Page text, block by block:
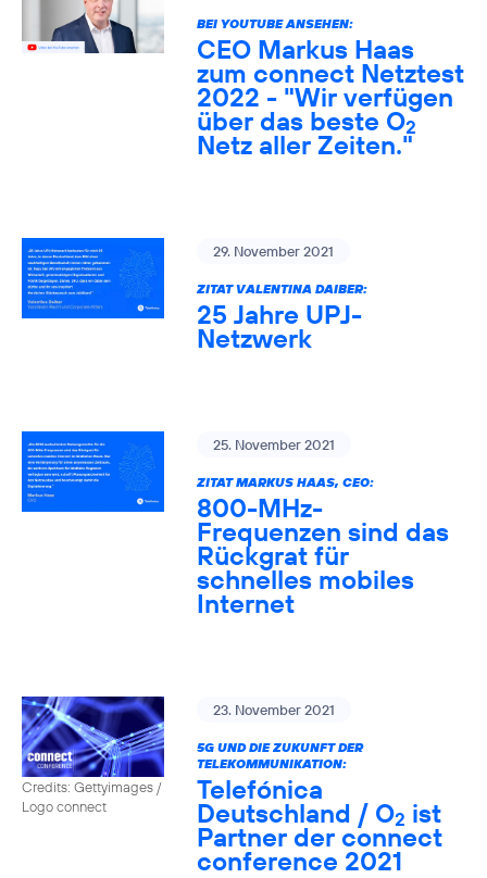
BEI YOUTUBE ANSEHEN:
CEO Markus Haas
zum connect Netztest
2022 - "Wir verfügen
über das beste O2
Netz aller Zeiten."
29. November 2021
ZITAT VALENTINA DAIBER:
25 Jahre UPJ-
Netzwerk
25. November 2021
ZITAT MARKUS HAAS, CEO:
800-MHz-
Frequenzen sind das
Rückgrat für
schnelles mobiles
Internet
Credits: Gettyimages /
Logo connect
23. November 2021
5G UND DIE ZUKUNFT DER
TELEKOMMUNIKATION:
Telefónica
Deutschland / O2 ist
Partner der connect
conference 2021